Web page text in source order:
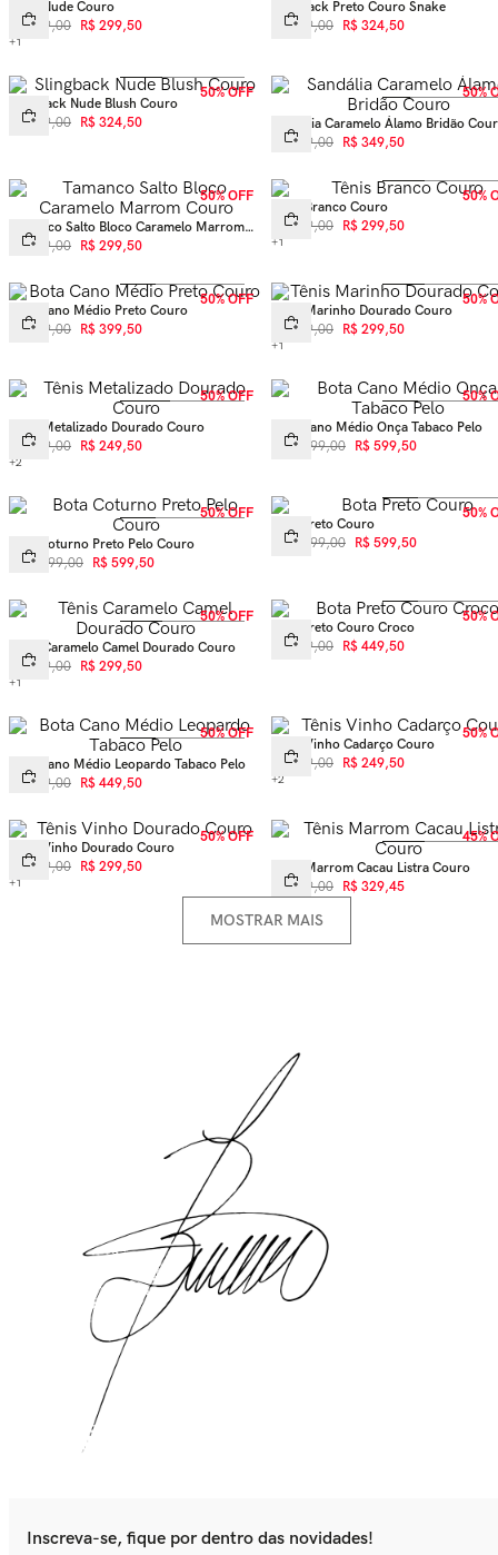
Tênis Nude Couro
R$ 599,00 R$ 299,50
+1
Slingback Preto Couro Snake
R$ 649,00 R$ 324,50
50% OFF
Slingback Nude Blush Couro
R$ 649,00 R$ 324,50
50%
Sandália Caramelo Álamo Bridão
R$ 699,00 R$ 349,50
50% OFF
Tamanco Salto Bloco Caramelo Marrom
Couro
R$ 599,00 R$ 299,50
50%
Tênis Branco Couro
R$ 599,00 R$ 299,50
+1
50% OFF
Bota Cano Médio Preto Couro
R$ 799,00 R$ 399,50
50%
Tênis Marinho Dourado Couro
R$ 599,00 R$ 299,50
+1
50% OFF
Tênis Metalizado Dourado Couro
R$ 499,00 R$ 249,50
+2
50%
Bota Cano Médio Onça Tabaco Pelo
R$ 1 199,00 R$ 599,50
50% OFF
Bota Coturno Preto Pelo Couro
R$ 1 199,00 R$ 599,50
50%
Bota Preto Couro
R$ 1 199,00 R$ 599,50
50% OFF
Tênis Caramelo Camel Dourado Couro
R$ 599,00 R$ 299,50
+1
50%
Bota Preto Couro Croco
R$ 899,00 R$ 449,50
50% OFF
Bota Cano Médio Leopardo Tabaco Pelo
R$ 899,00 R$ 449,50
50%
Tênis Vinho Cadarço Couro
R$ 499,00 R$ 249,50
+2
50% OFF
Tênis Vinho Dourado Couro
R$ 599,00 R$ 299,50
+1
45%
Tênis Marrom Cacau Listra Couro
R$ 599,00 R$ 329,45
MOSTRAR MAIS
Inscreva-se, fique por dentro das novidades!